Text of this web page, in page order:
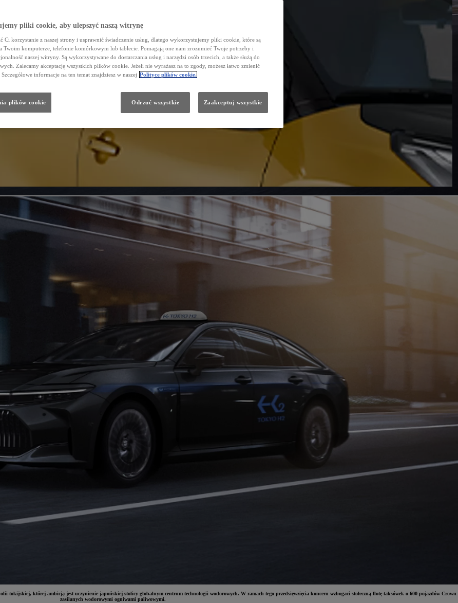
której ambicją jest uczynienie japońskiej stolicy globalnym centrum technologii wodorowych. W ramach tego przedsięwzięcia koncern wzbogaci stołeczną flotę taksówek o 600 pojazdów Crown
zasilanych wodorowymi ogniwami paliwowymi.
pliki cookie, aby ulepszyć naszą witrynę
Ci korzystanie z naszej strony i usprawnić świadczenie usług, dlatego wykorzystujemy pliki cookie, które są
Twoim komputerze, telefonie komórkowym lub tablecie. Pomagają one nam zrozumieć Twoje potrzeby i
naszej witryny. Są wykorzystywane do dostarczania usług i narzędzi osób trzecich, a także służą do
Zalecamy akceptację wszystkich plików cookie. Jeżeli nie wyrażasz na to zgody, możesz łatwo zmienić
informacje na ten temat znajdziesz w naszej Polityce plików cookie.
plików cookie Odrzuć wszystkie Zaakceptuj wszystkie